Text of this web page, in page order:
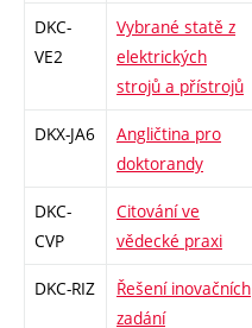
DKC-
VE2
Vybrané statě z
elektrických
strojů a přístrojů
DKX-JA6
Angličtina pro
doktorandy
DKC-
CVP
Citování ve
vědecké praxi
DKC-RIZ
Řešení inovačních
zadání